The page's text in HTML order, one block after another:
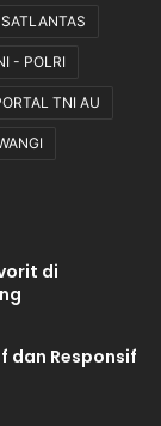
- POLRI
TNI AU
di
dan Responsif